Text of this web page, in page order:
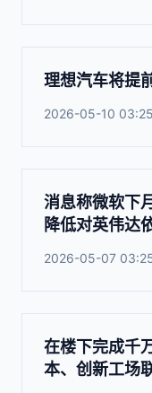
理想汽车将提
2026-05-10
消息称微软下
降低对英伟达
2026-05-07
在楼下完成千
本、创新工场